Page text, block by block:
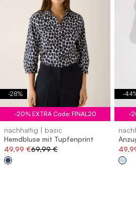
-28%
-20% EXTRA Code: FINAL20
nachhaltig | basic
Hemdbluse mit Tupfenprint
49,99 €69,99 €
-44
-